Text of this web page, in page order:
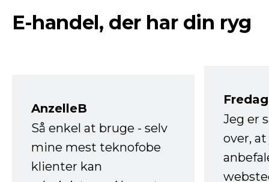
E-handel, der har din ryg
AnzelleB
Så enkel at bruge - selv
mine mest teknofobe
klienter kan
Jeg er
over,